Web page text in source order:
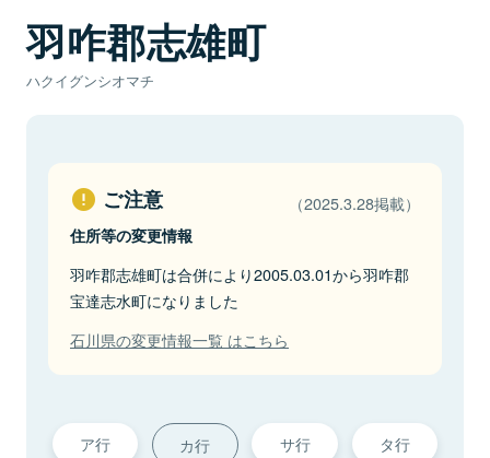
羽咋郡志雄町
ハクイグンシオマチ
ご注意 （2025.3.28掲載）
住所等の変更情報
羽咋郡志雄町は合併により2005.03.01から羽咋郡
宝達志水町になりました
石川県の変更情報一覧 はこちら
ア行 カ行 サ行 タ行